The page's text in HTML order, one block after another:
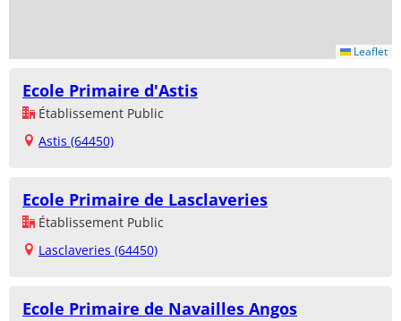
Leaflet
Ecole Primaire d'Astis
Établissement Public
Astis (64450)
Ecole Primaire de Lasclaveries
Établissement Public
Lasclaveries (64450)
Ecole Primaire de Navailles Angos